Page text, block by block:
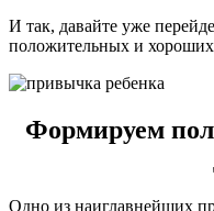
И так, давайте уже
положительных и
Формируем
Одно из наиглавнейших